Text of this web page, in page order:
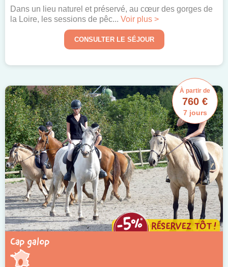
Dans un lieu naturel et préservé, au cœur des gorges de
la Loire, les sessions de pêc... Voir plus >
CONSULTER LE SÉJOUR
Cap galop
À partir de
760 €
7 jours